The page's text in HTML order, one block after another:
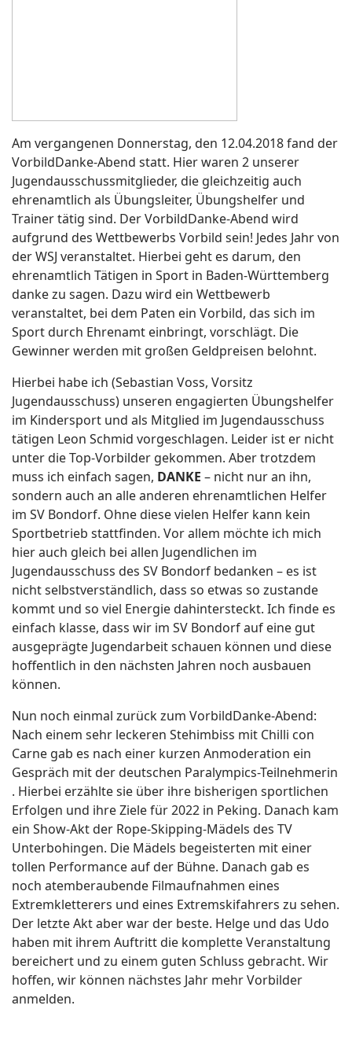
Am vergangenen Donnerstag, den 12.04.2018 fand der
VorbildDanke-Abend statt. Hier waren 2 unserer
Jugendausschussmitglieder, die gleichzeitig auch
ehrenamtlich als Übungsleiter, Übungshelfer und
Trainer tätig sind. Der VorbildDanke-Abend wird
aufgrund des Wettbewerbs Vorbild sein! Jedes Jahr von
der WSJ veranstaltet. Hierbei geht es darum, den
ehrenamtlich Tätigen in Sport in Baden-Württemberg
danke zu sagen. Dazu wird ein Wettbewerb
veranstaltet, bei dem Paten ein Vorbild, das sich im
Sport durch Ehrenamt einbringt, vorschlägt. Die
Gewinner werden mit großen Geldpreisen belohnt.
Hierbei habe ich (Sebastian Voss, Vorsitz
Jugendausschuss) unseren engagierten Übungshelfer
im Kindersport und als Mitglied im Jugendausschuss
tätigen Leon Schmid vorgeschlagen. Leider ist er nicht
unter die Top-Vorbilder gekommen. Aber trotzdem
muss ich einfach sagen, DANKE – nicht nur an ihn,
sondern auch an alle anderen ehrenamtlichen Helfer
im SV Bondorf. Ohne diese vielen Helfer kann kein
Sportbetrieb stattfinden. Vor allem möchte ich mich
hier auch gleich bei allen Jugendlichen im
Jugendausschuss des SV Bondorf bedanken – es ist
nicht selbstverständlich, dass so etwas so zustande
kommt und so viel Energie dahintersteckt. Ich finde es
einfach klasse, dass wir im SV Bondorf auf eine gut
ausgeprägte Jugendarbeit schauen können und diese
hoffentlich in den nächsten Jahren noch ausbauen
können.
Nun noch einmal zurück zum VorbildDanke-Abend:
Nach einem sehr leckeren Stehimbiss mit Chilli con
Carne gab es nach einer kurzen Anmoderation ein
Gespräch mit der deutschen Paralympics-Teilnehmerin
. Hierbei erzählte sie über ihre bisherigen sportlichen
Erfolgen und ihre Ziele für 2022 in Peking. Danach kam
ein Show-Akt der Rope-Skipping-Mädels des TV
Unterbohingen. Die Mädels begeisterten mit einer
tollen Performance auf der Bühne. Danach gab es
noch atemberaubende Filmaufnahmen eines
Extremkletterers und eines Extremskifahrers zu sehen.
Der letzte Akt aber war der beste. Helge und das Udo
haben mit ihrem Auftritt die komplette Veranstaltung
bereichert und zu einem guten Schluss gebracht. Wir
hoffen, wir können nächstes Jahr mehr Vorbilder
anmelden.